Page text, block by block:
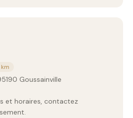
km
Goussainville
et horaires, contactez